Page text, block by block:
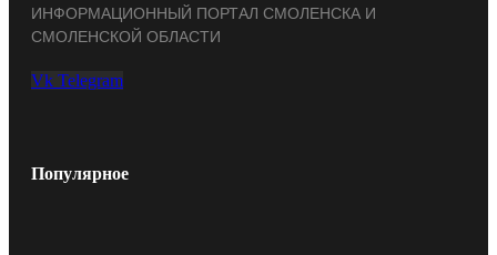
ИНФОРМАЦИОННЫЙ ПОРТАЛ СМОЛЕНСКА И
СМОЛЕНСКОЙ ОБЛАСТИ
Vk Telegram
Популярное